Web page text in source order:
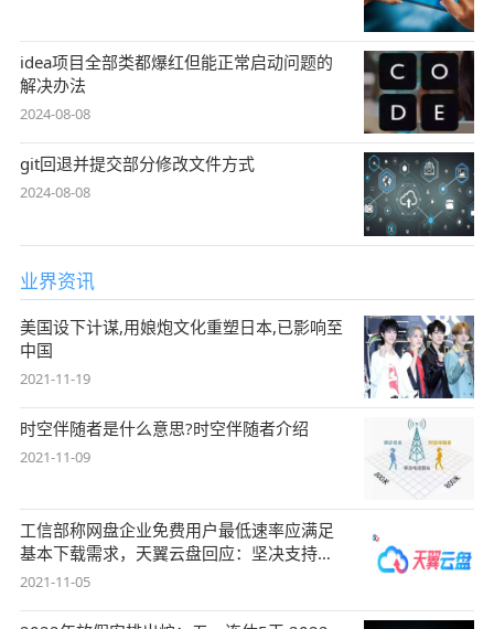
idea项目全部类都爆红但能正常启动问题的
解决办法
2024-08-08
git回退并提交部分修改文件方式
2024-08-08
业界资讯
美国设下计谋,用娘炮文化重塑日本,已影响至
中国
2021-11-19
时空伴随者是什么意思?时空伴随者介绍
2021-11-09
工信部称网盘企业免费用户最低速率应满足
基本下载需求，天翼云盘回应：坚决支持，
始终
2021-11-05